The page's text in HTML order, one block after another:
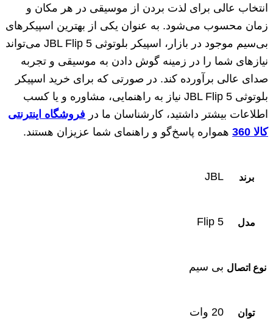
انتخاب عالی برای لذت بردن از موسیقی در هر مکان و
زمان محسوب می‌شود. به عنوان یکی از بهترین اسپیکر‌های
بی‌سیم موجود در بازار، اسپیکر بلوتوثی JBL Flip 5 می‌تواند
نیازهای شما را در زمینه گوش دادن به موسیقی و تجربه
صدای عالی برآورده کند. در صورتی که برای خرید اسپیکر
بلوتوثی JBL Flip 5 نیاز به راهنمایی، مشاوره و یا کسب
اطلاعات بیشتر داشتید، کارشناسان ما در فروشگاه اینترنتی
کالا 360
همواره پاسخ‌گو و راهنمای شما عزیزان هستند.
برند JBL
مدل Flip 5
نوع اتصال بی سیم
توان 20 وات